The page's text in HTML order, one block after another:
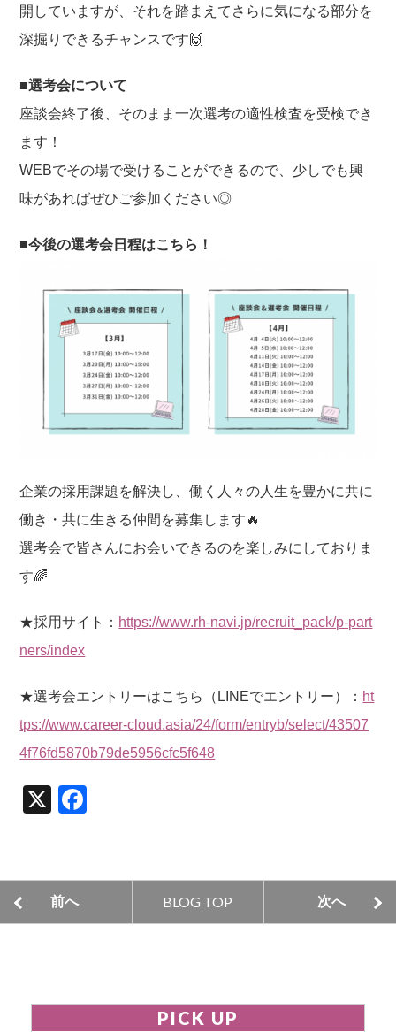
開していますが、それを踏まえてさらに気になる部分を
深掘りできるチャンスです🙌
■選考会について
座談会終了後、そのまま一次選考の適性検査を受検でき
ます！
WEBでその場で受けることができるので、少しでも興
味があればぜひご参加ください◎
■今後の選考会日程はこちら！
企業の採用課題を解決し、働く人々の人生を豊かに共に
働き・共に生きる仲間を募集します🔥
選考会で皆さんにお会いできるのを楽しみにしておりま
す🌈
★採用サイト： https://www.rh-navi.jp/recruit_pack/p-part
ners/index
★選考会エントリーはこちら（LINEでエントリー）： ht
tps://www.career-cloud.asia/24/form/entryb/select/43507
4f76fd5870b79de5956cfc5f648
X
e
k
前へ BLOG TOP 次へ
PICK UP